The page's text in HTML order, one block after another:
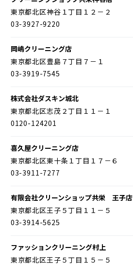
東京都北区神谷１丁目１２－２
03-3927-9220
岡嶋クリーニング店
東京都北区豊島７丁目７－１
03-3919-7545
株式会社ダスキン城北
東京都北区志茂２丁目１１－１
0120-124201
喜久屋クリーニング店
東京都北区東十条１丁目１７－６
03-3911-7277
有限会社クリーンショップ共栄 王子店
東京都北区王子５丁目１１－５
03-3914-5625
ファッションクリーニング村上
東京都北区王子５丁目１５－５